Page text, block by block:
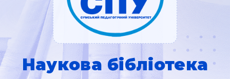
Наукова бібліотека